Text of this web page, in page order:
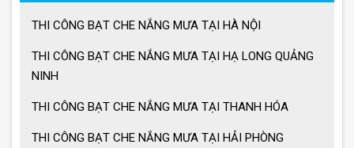
Lưu ý khi sử dụng ô dù che nắng mưa
Ưu điểm ô dù che nắng mưa
THI CÔNG BẠT CHE NẮNG MƯA TẠI HÀ NỘI
THI CÔNG BẠT CHE NẮNG MƯA TẠI HẠ LONG QUẢNG
NINH
THI CÔNG BẠT CHE NẮNG MƯA TẠI THANH HÓA
THI CÔNG BẠT CHE NẮNG MƯA TẠI HẢI PHÒNG